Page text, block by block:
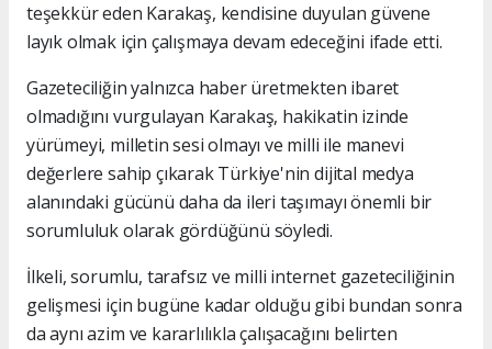
teşekkür eden Karakaş, kendisine duyulan güvene
layık olmak için çalışmaya devam edeceğini ifade etti.
Gazeteciliğin yalnızca haber üretmekten ibaret
olmadığını vurgulayan Karakaş, hakikatin izinde
yürümeyi, milletin sesi olmayı ve milli ile manevi
değerlere sahip çıkarak Türkiye'nin dijital medya
alanındaki gücünü daha da ileri taşımayı önemli bir
sorumluluk olarak gördüğünü söyledi.
İlkeli, sorumlu, tarafsız ve milli internet gazeteciliğinin
gelişmesi için bugüne kadar olduğu gibi bundan sonra
da aynı azim ve kararlılıkla çalışacağını belirten